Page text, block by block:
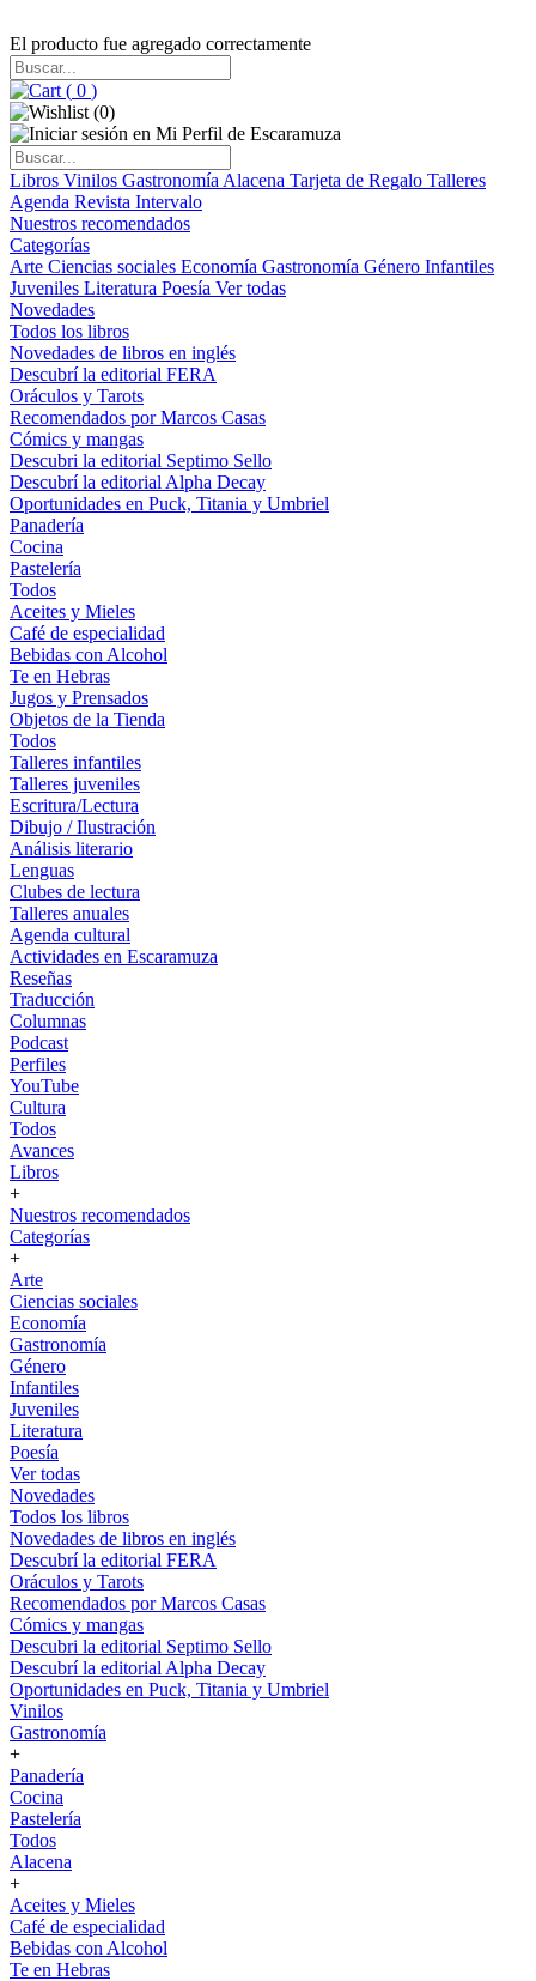
El producto fue agregado correctamente
( 0 )
(0)
Libros Vinilos Gastronomía Alacena Tarjeta de Regalo Talleres
Agenda Revista Intervalo
Nuestros recomendados
Categorías
Arte Ciencias sociales Economía Gastronomía Género Infantiles
Juveniles Literatura Poesía Ver todas
Novedades
Todos los libros
Novedades de libros en inglés
Descubrí la editorial FERA
Oráculos y Tarots
Recomendados por Marcos Casas
Cómics y mangas
Descubri la editorial Septimo Sello
Descubrí la editorial Alpha Decay
Oportunidades en Puck, Titania y Umbriel
Panadería
Cocina
Pastelería
Todos
Aceites y Mieles
Café de especialidad
Bebidas con Alcohol
Te en Hebras
Jugos y Prensados
Objetos de la Tienda
Todos
Talleres infantiles
Talleres juveniles
Escritura/Lectura
Dibujo / Ilustración
Análisis literario
Lenguas
Clubes de lectura
Talleres anuales
Agenda cultural
Actividades en Escaramuza
Reseñas
Traducción
Columnas
Podcast
Perfiles
YouTube
Cultura
Todos
Avances
Libros
+
Nuestros recomendados
Categorías
+
Arte
Ciencias sociales
Economía
Gastronomía
Género
Infantiles
Juveniles
Literatura
Poesía
Ver todas
Novedades
Todos los libros
Novedades de libros en inglés
Descubrí la editorial FERA
Oráculos y Tarots
Recomendados por Marcos Casas
Cómics y mangas
Descubri la editorial Septimo Sello
Descubrí la editorial Alpha Decay
Oportunidades en Puck, Titania y Umbriel
Vinilos
Gastronomía
+
Panadería
Cocina
Pastelería
Todos
Alacena
+
Aceites y Mieles
Café de especialidad
Bebidas con Alcohol
Te en Hebras